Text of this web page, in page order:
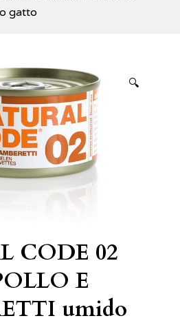
gatto
🔍
CODE 02
E
umido